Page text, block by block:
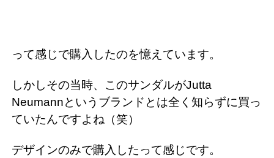
って感じで購入したのを憶えています。
しかしその当時、このサンダルがJutta
Neumannというブランドとは全く知らずに買っ
ていたんですよね（笑）
デザインのみで購入したって感じです。